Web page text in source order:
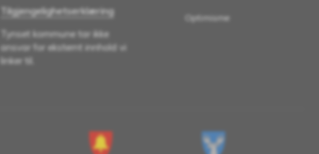
Tilgjengelighetserklæring
Tynset kommune tar ikke
ansvar for eksternt innhold vi
linker til.
Optimisme